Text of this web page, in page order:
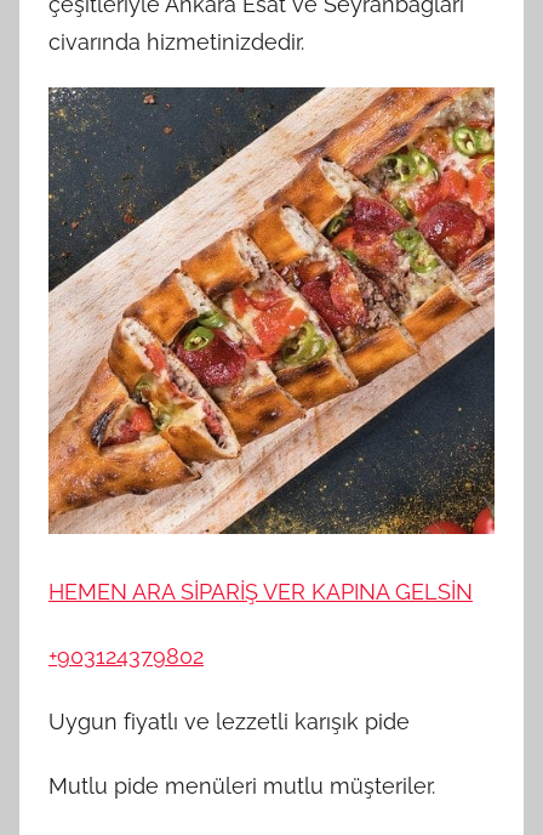
civarında hizmetinizdedir.
HEMEN ARA SİPARİŞ VER KAPINA GELSİN
+903124379802
Uygun fiyatlı ve lezzetli karışık pide
Mutlu pide menüleri mutlu müşteriler.